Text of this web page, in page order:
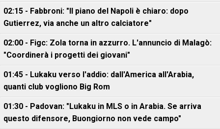
02:15 - Fabbroni: "Il piano del Napoli è chiaro: dopo
Gutierrez, via anche un altro calciatore"
02:00 - Figc: Zola torna in azzurro. L'annuncio di Malagò:
"Coordinerà i progetti dei giovani"
01:45 - Lukaku verso l'addio: dall'America all'Arabia,
quanti club vogliono Big Rom
01:30 - Padovan: "Lukaku in MLS o in Arabia. Se arriva
questo difensore, Buongiorno non vede campo"